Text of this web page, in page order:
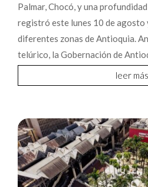
Palmar, Chocó, y una
registró este lunes 10 de agosto
diferentes zonas de Antioquia.
telúrico, la Gobernación de
leer más